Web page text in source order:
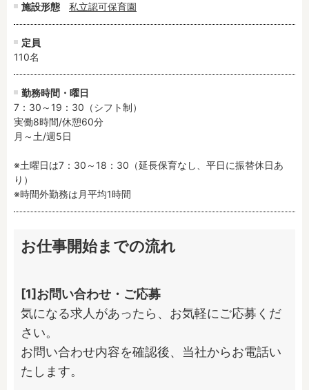
施設形態 私立認可保育園
定員
110名
勤務時間・曜日
7：30～19：30（シフト制）
実働8時間/休憩60分
月～土/週5日
※土曜日は7：30～18：30（延長保育なし、平日に振替休日あ
り）
※時間外勤務は月平均1時間
お仕事開始までの流れ
[1]お問い合わせ・ご応募
気になる求人があったら、お気軽にご応募くだ
さい。
お問い合わせ内容を確認後、当社からお電話い
たします。